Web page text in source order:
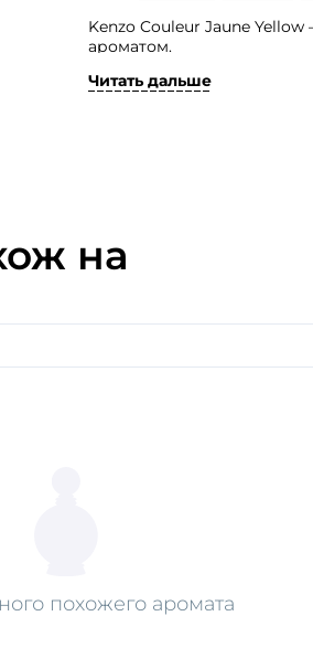
Kenzo Couleur Jaune
ароматом.
Легкие, цветочные духи
Читать дальше
на
похожего аромата